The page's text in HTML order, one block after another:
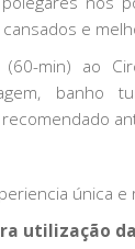
e
min) ao
banho
única
utilização